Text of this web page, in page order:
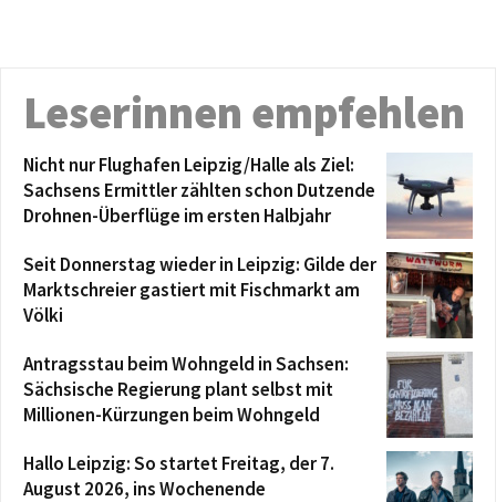
Leserinnen empfehlen
Nicht nur Flughafen Leipzig/Halle als Ziel:
Sachsens Ermittler zählten schon Dutzende
Drohnen-Überflüge im ersten Halbjahr
Seit Donnerstag wieder in Leipzig: Gilde der
Marktschreier gastiert mit Fischmarkt am
Völki
Antragsstau beim Wohngeld in Sachsen:
Sächsische Regierung plant selbst mit
Millionen-Kürzungen beim Wohngeld
Hallo Leipzig: So startet Freitag, der 7.
August 2026, ins Wochenende